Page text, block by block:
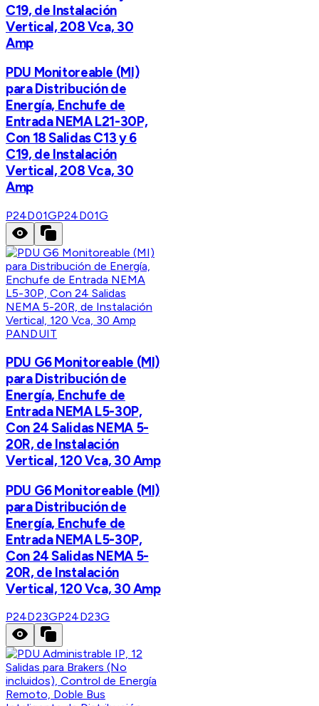
C19, de Instalación
Vertical, 208 Vca, 30
Amp
PDU Monitoreable (MI)
para Distribución de
Energía, Enchufe de
Entrada NEMA L21-30P,
Con 18 Salidas C13 y 6
C19, de Instalación
Vertical, 208 Vca, 30
Amp
P24D01GP24D01G
PANDUIT
PDU G6 Monitoreable (MI)
para Distribución de
Energía, Enchufe de
Entrada NEMA L5-30P,
Con 24 Salidas NEMA 5-
20R, de Instalación
Vertical, 120 Vca, 30 Amp
PDU G6 Monitoreable (MI)
para Distribución de
Energía, Enchufe de
Entrada NEMA L5-30P,
Con 24 Salidas NEMA 5-
20R, de Instalación
Vertical, 120 Vca, 30 Amp
P24D23GP24D23G